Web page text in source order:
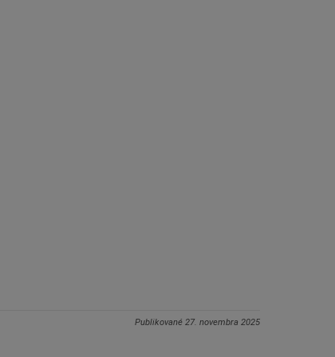
Publikované 27. novembra 2025